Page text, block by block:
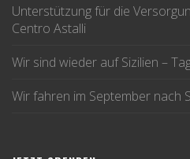
Unterstützung für die
Centro Astalli
Wir sind wieder auf Sizilien –
Wir fahren im September nach